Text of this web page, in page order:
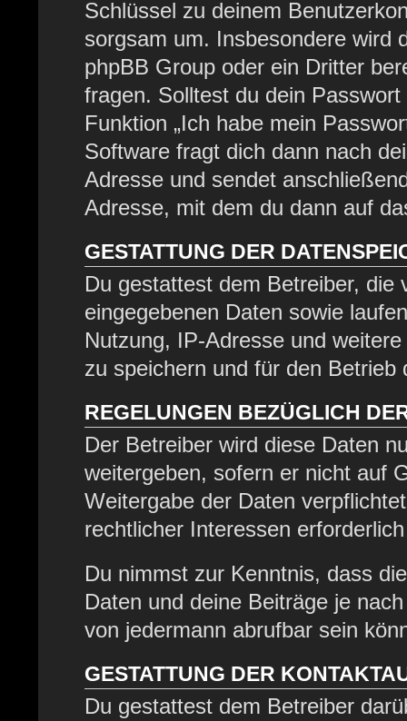
Schlüssel zu deinem
sorgsam um. Insbesondere wird
phpBB Group oder ein Dritter
fragen. Solltest du dein
Funktion „Ich habe mein
Software fragt dich dann nach
Adresse und sendet
Adresse, mit dem du dann auf
GESTATTUNG DER
Du gestattest dem Betreiber, die
eingegebenen Daten sowie
Nutzung, IP-Adresse und
zu speichern und für den Betrieb
REGELUNGEN BEZÜGLICH
Der Betreiber wird diese Daten
weitergeben, sofern er nicht auf
Weitergabe der Daten
rechtlicher Interessen
Du nimmst zur Kenntnis, dass
Daten und deine Beiträge je
von jedermann abrufbar sein
GESTATTUNG DER
Du gestattest dem Betreiber